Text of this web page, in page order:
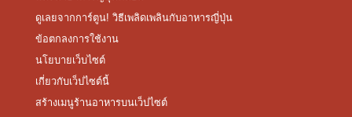
ดูเลยจากการ์ตูน! วิธีเพลิดเพลินกับอาหารญี่ปุ่น
ข้อตกลงการใช้งาน
นโยบายเว็บไซต์
เกี่ยวกับเว็ปไซต์นี้
สร้างเมนูร้านอาหารบนเว็ปไซต์